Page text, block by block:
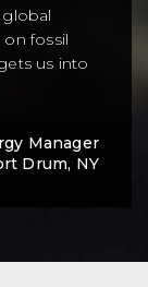
fossil
us into
Manager
Drum, NY